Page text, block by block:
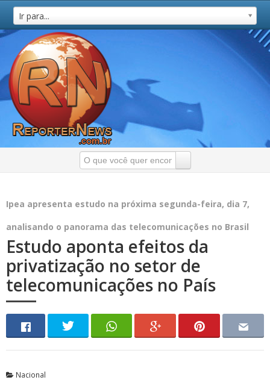
Ir para...
Ipea apresenta estudo na próxima segunda-feira, dia 7,
analisando o panorama das telecomunicações no Brasil
Estudo aponta efeitos da
privatização no setor de
telecomunicações no País
Nacional